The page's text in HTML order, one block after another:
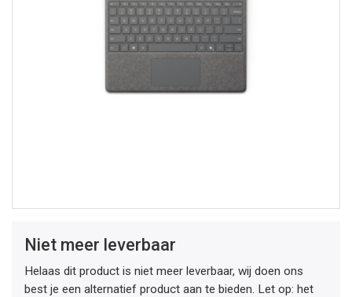
Niet meer leverbaar
Helaas dit product is niet meer leverbaar, wij doen ons
best je een alternatief product aan te bieden. Let op: het